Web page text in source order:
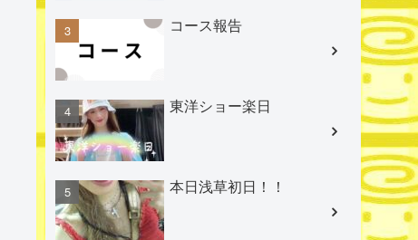
コース報告
東洋ショー楽日
本日浅草初日！！